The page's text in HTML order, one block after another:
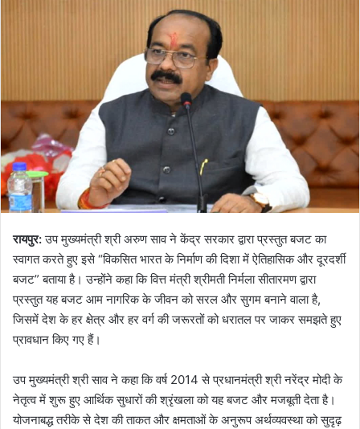
रायपुर:उप मुख्यमंत्री श्री अरुण साव ने केंद्र सरकार द्वारा प्रस्तुत बजट का
स्वागत करते हुए इसे “विकसित भारत के निर्माण की दिशा में ऐतिहासिक और दूरदर्शी
बजट” बताया है। उन्होंने कहा कि वित्त मंत्री श्रीमती निर्मला सीतारमण द्वारा
प्रस्तुत यह बजट आम नागरिक के जीवन को सरल और सुगम बनाने वाला है,
जिसमें देश के हर क्षेत्र और हर वर्ग की जरूरतों को धरातल पर जाकर समझते हुए
प्रावधान किए गए हैं।
उप मुख्यमंत्री श्री साव ने कहा कि वर्ष 2014 से प्रधानमंत्री श्री नरेंद्र मोदी के
नेतृत्व में शुरू हुए आर्थिक सुधारों की श्रृंखला को यह बजट और मजबूती देता है।
योजनाबद्ध तरीके से देश की ताकत और क्षमताओं के अनुरूप अर्थव्यवस्था को सुदृढ़